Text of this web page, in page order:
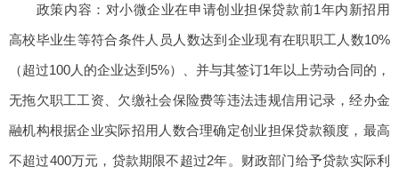
政策内容：对小微企业在申请创业担保贷款前1年内新招用
高校毕业生等符合条件人员人数达到企业现有在职职工人数10%
（超过100人的企业达到5%）、并与其签订1年以上劳动合同的，
无拖欠职工工资、欠缴社会保险费等违法违规信用记录，经办金
融机构根据企业实际招用人数合理确定创业担保贷款额度，最高
不超过400万元，贷款期限不超过2年。财政部门给予贷款实际利